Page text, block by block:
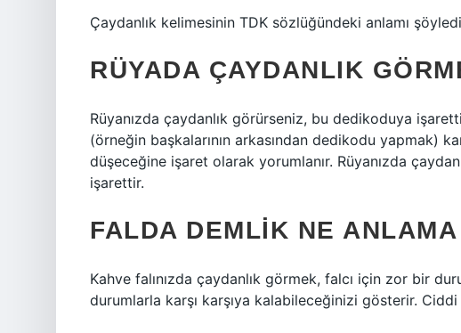
Çaydanlık kelimesinin TDK sözlüğündeki anlamı
RÜYADA ÇAYDANLIK
Rüyanızda çaydanlık görürseniz, bu dedikoduya
(örneğin başkalarının arkasından dedikodu yapmak)
düşeceğine işaret olarak yorumlanır. Rüyanızda
işarettir.
FALDA DEMLIK NE
Kahve falınızda çaydanlık görmek, falcı için zor bir
durumlarla karşı karşıya kalabileceğinizi gösterir.